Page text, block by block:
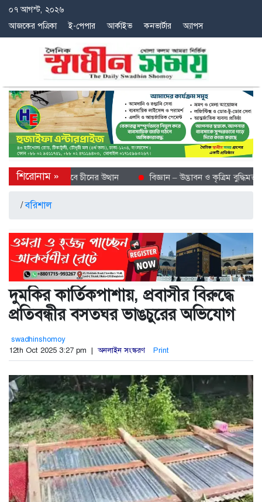
০৭ আগস্ট, ২০২৬
আজকের পত্রিকা
ই-পেপার আর্কাইভ কনভার্টার অ্যাপস
শীতল গন্তব্য হিসেবে চীনের উত্থান বিজ্ঞান – উদ্ভাবন ও কৃত্রিম বুদ্ধিমত্তায়
/বরিশাল
দুমকির কার্তিকপাশায়, প্রবাসীর বিরুদ্ধে
প্রতিবন্ধীর বসতঘর ভাঙচুরের অভিযোগ
swadhinshomoy
12th Oct 2025 3:27 pm | অনলাইন সংস্করণ Print